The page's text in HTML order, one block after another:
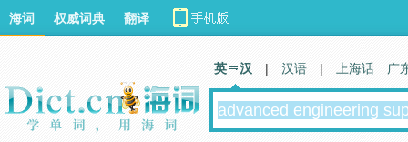
海词 权威词典 翻译
英 汉 | 汉语 | 上海话 广